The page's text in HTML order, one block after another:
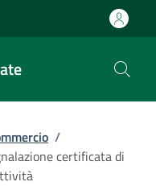
/
certificata di